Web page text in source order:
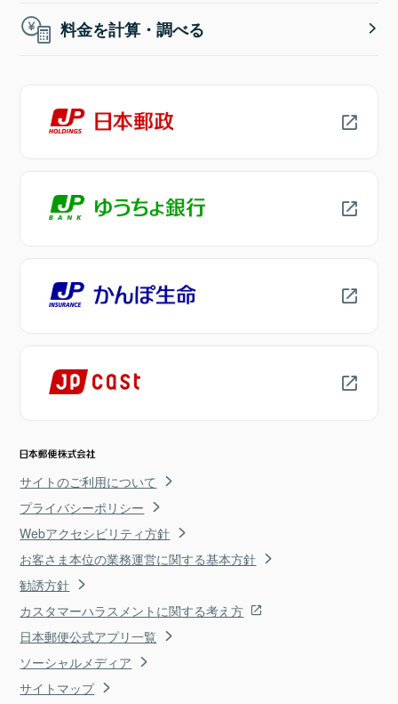
料金を計算・調べる
サイトのご利用について
プライバシーポリシー
Webアクセシビリティ方針
お客さま本位の業務運営に関する基本方針
勧誘方針
カスタマーハラスメントに関する考え方
日本郵便公式アプリ一覧
ソーシャルメディア
サイトマップ